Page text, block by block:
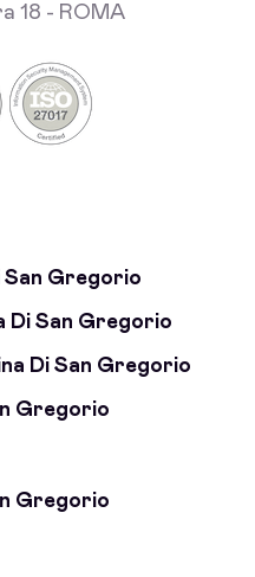
18 - ROMA
San Gregorio
Di San Gregorio
Di San Gregorio
Gregorio
Gregorio